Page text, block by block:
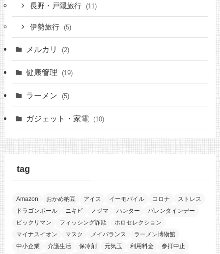
長野・戸隠旅行 (11)
伊勢旅行 (5)
メルカリ (2)
健康管理 (19)
ラーメン (5)
ガジェット・家電 (10)
tag
Amazon おかめ納豆 アイス イーモバイル コロナ
ストレス
ドラゴンボール
ニキビ ノジマ ハンター
バレンタインデー
ビックリマン
フィッシング詐欺
ホロセレクション
マイナスイオン
マスク メイバランス
ラーメン博物館
中小企業
介護生活 保冷剤 元気玉 利用料金
参拝中止